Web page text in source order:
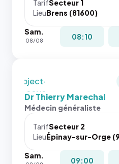
navigateur
pas la
place, et
dernières
images de
l'annuaire
dans ce
cas. #}
TarifSecteur 1
LieuBrens (81600)
Sam.
08/08 08:10
juste à
toutes les
puisque la
`object-
fit: cover`.
Sans ces
navigateur
pas la
Dr Thierry Marechal
Médecin généraliste
TarifSecteur 2
LieuÉpinay-sur-Orge
Sam.
09:00